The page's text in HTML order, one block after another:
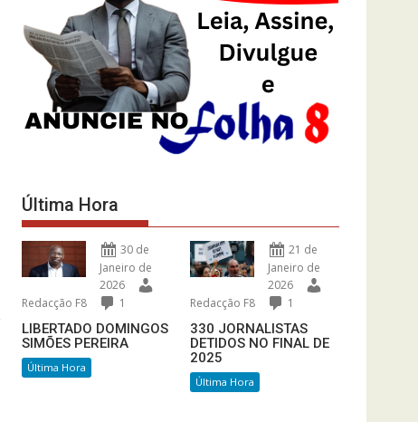
Última Hora
30 de
Janeiro de
2026
Redacção F8
1
LIBERTADO DOMINGOS
SIMÕES PEREIRA
Última Hora
21 de
Janeiro de
2026
Redacção F8
1
330 JORNALISTAS
DETIDOS NO FINAL DE
2025
Última Hora